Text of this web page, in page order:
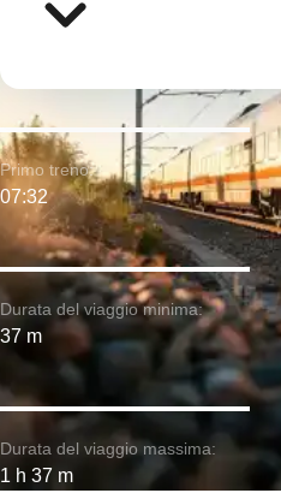
Durata del viaggio minima:
37 m
Primo treno:
07:32
Durata del viaggio massima:
1 h 37 m